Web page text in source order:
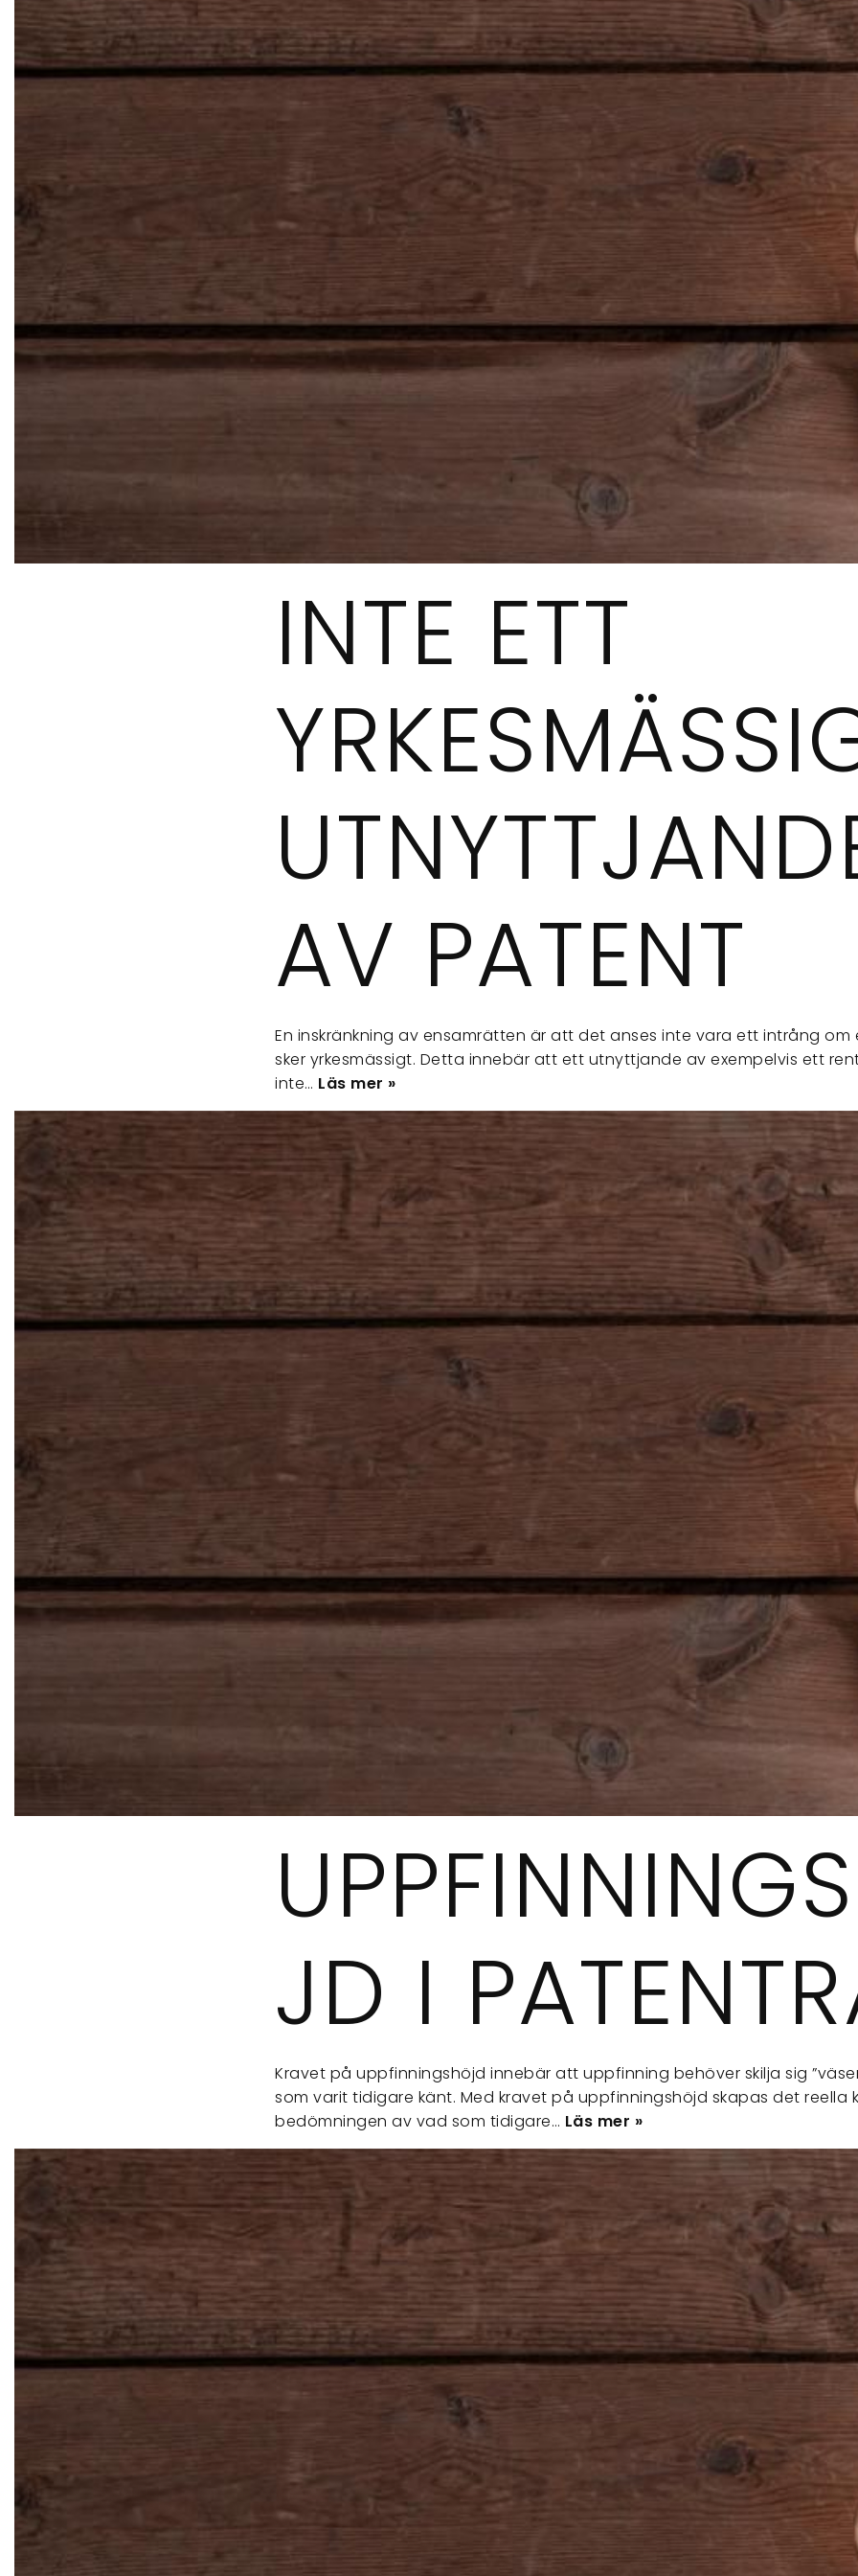
INTE ETT
AV PATENT
En inskränkning av ensamrätten är att det anses inte vara ett intrång
sker yrkesmässigt. Detta innebär att ett utnyttjande av exempelvis ett
inte… Läs mer »
JD I
Kravet på uppfinningshöjd innebär att uppfinning behöver skilja sig
som varit tidigare känt. Med kravet på uppfinningshöjd skapas det reella
bedömningen av vad som tidigare… Läs mer »